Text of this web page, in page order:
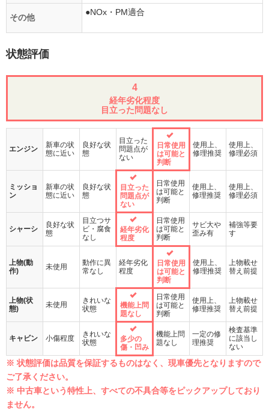
その他
●NOx・PM適合
状態評価
4
経年劣化程度
目立った問題なし
エンジン
新車の状
態に近い
良好な状
態
目立った
問題点が
ない
日常使用
は可能と
判断
使用上、
修理推奨
使用上、
修理必須
ミッショ
ン
新車の状
態に近い
良好な状
態
目立った
問題点が
ない
日常使用
は可能と
判断
使用上、
修理推奨
使用上、
修理必須
シャーシ
良好な状
態
目立つサ
ビ・腐食
なし
経年劣化
程度
日常使用
は可能と
判断
サビ大や
歪み有
補強等要
す
上物(動
作)
未使用
動作に異
常なし
経年劣化
程度
日常使用
は可能と
判断
使用上、
修理推奨
上物載せ
替え前提
上物(状
態)
未使用
きれいな
状態
機能上問
題なし
日常使用
は可能と
判断
使用上、
修理推奨
上物載せ
替え前提
キャビン 小傷程度
きれいな
状態
多少の
傷・凹み
機能上問
題なし
一定の修
理推奨
検査基準
に該当し
ない
※ 状態評価は品質を保証するものはなく、現車優先となりますので
ご了承ください。
※ 中古車という特性上、すべての不具合等をピックアップしており
ません。